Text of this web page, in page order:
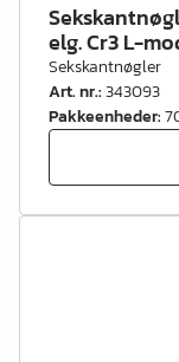
elg. Cr3 L-
Sekskantnøgler
Art. nr.:343093
Pakkeenheder: